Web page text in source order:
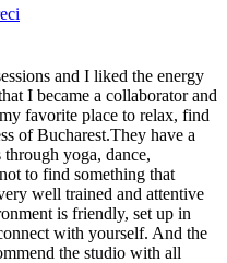
and I liked the energy
I became a collaborator and
favorite place to relax, find
of Bucharest.They have a
yoga, dance,
to find something that
well trained and attentive
is friendly, set up in
with yourself. And the
the studio with all